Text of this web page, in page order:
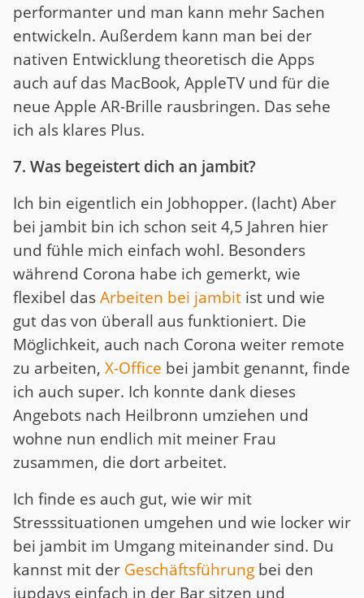
performanter und man kann mehr Sachen
entwickeln. Außerdem kann man bei der
nativen Entwicklung theoretisch die Apps
auch auf das MacBook, AppleTV und für die
neue Apple AR-Brille rausbringen. Das sehe
ich als klares Plus.
7. Was begeistert dich an jambit?
Ich bin eigentlich ein Jobhopper. (lacht) Aber
bei jambit bin ich schon seit 4,5 Jahren hier
und fühle mich einfach wohl. Besonders
während Corona habe ich gemerkt, wie
flexibel dasArbeiten bei jambit ist und wie
gut das von überall aus funktioniert. Die
Möglichkeit, auch nach Corona weiter remote
zu arbeiten, X-Office bei jambit genannt, finde
ich auch super. Ich konnte dank dieses
Angebots nach Heilbronn umziehen und
wohne nun endlich mit meiner Frau
zusammen, die dort arbeitet.
Ich finde es auch gut, wie wir mit
Stresssituationen umgehen und wie locker wir
bei jambit im Umgang miteinander sind. Du
kannst mit der Geschäftsführung bei den
jupdays einfach in der Bar sitzen und